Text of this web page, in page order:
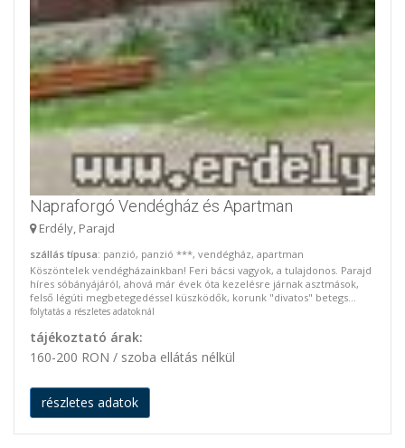
Napraforgó Vendégház és Apartman
Erdély, Parajd
szállás típusa: panzió, panzió ***, vendégház, apartman
Köszöntelek vendégházainkban! Feri bácsi vagyok, a tulajdonos. Parajd
híres sóbányájáról, ahová már évek óta kezelésre járnak asztmások,
felső légúti megbetegedéssel küszködők, korunk "divatos" betegs...
folytatás a részletes adatoknál
tájékoztató árak:
160-200 RON / szoba ellátás nélkül
részletes adatok